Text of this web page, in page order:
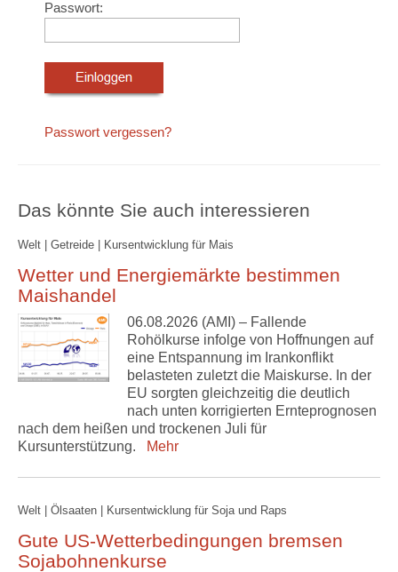
Passwort:
Passwort vergessen?
Das könnte Sie auch interessieren
Welt | Getreide | Kursentwicklung für Mais
Wetter und Energiemärkte bestimmen
Maishandel
06.08.2026 (AMI) – Fallende
Rohölkurse infolge von Hoffnungen auf
eine Entspannung im Irankonflikt
belasteten zuletzt die Maiskurse. In der
EU sorgten gleichzeitig die deutlich
nach unten korrigierten Ernteprognosen
nach dem heißen und trockenen Juli für
Kursunterstützung.
Mehr
Welt | Ölsaaten | Kursentwicklung für Soja und Raps
Gute US-Wetterbedingungen bremsen
Sojabohnenkurse